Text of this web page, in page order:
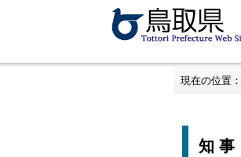
現在の位置：
知事